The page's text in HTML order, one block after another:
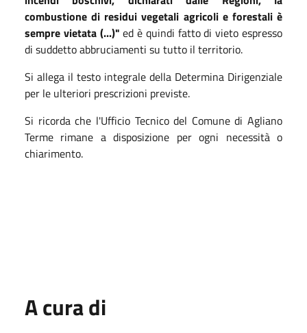
combustione di residui vegetali agricoli e forestali è
sempre vietata (...)" ed è quindi fatto di vieto espresso
di suddetto abbruciamenti su tutto il territorio.
Si allega il testo integrale della Determina Dirigenziale
per le ulteriori prescrizioni previste.
Si ricorda che l'Ufficio Tecnico del Comune di Agliano
Terme rimane a disposizione per ogni necessità o
chiarimento.
A cura di